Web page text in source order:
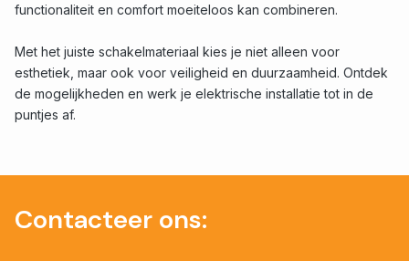
functionaliteit en comfort moeiteloos kan combineren.
Met het juiste schakelmateriaal kies je niet alleen voor
esthetiek, maar ook voor veiligheid en duurzaamheid. Ontdek
de mogelijkheden en werk je elektrische installatie tot in de
puntjes af.
Contacteer ons: